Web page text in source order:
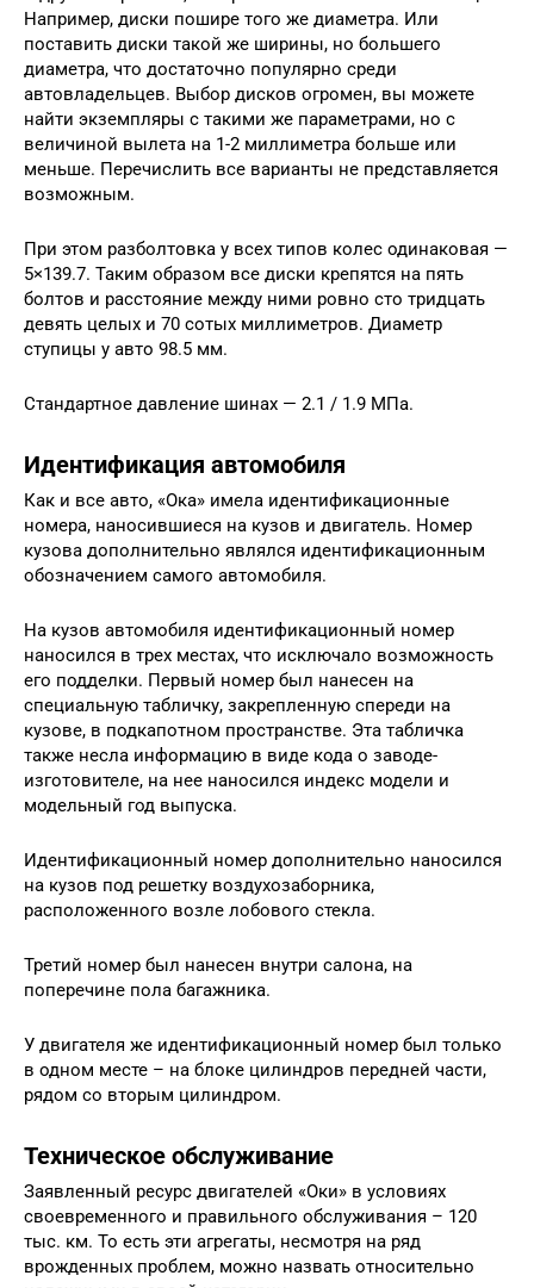
Например, диски пошире того же диаметра. Или
поставить диски такой же ширины, но большего
диаметра, что достаточно популярно среди
автовладельцев. Выбор дисков огромен, вы можете
найти экземпляры с такими же параметрами, но с
величиной вылета на 1-2 миллиметра больше или
меньше. Перечислить все варианты не представляется
возможным.
При этом разболтовка у всех типов колес одинаковая —
5×139.7. Таким образом все диски крепятся на пять
болтов и расстояние между ними ровно сто тридцать
девять целых и 70 сотых миллиметров. Диаметр
ступицы у авто 98.5 мм.
Стандартное давление шинах — 2.1 / 1.9 МПа.
Идентификация автомобиля
Как и все авто, «Ока» имела идентификационные
номера, наносившиеся на кузов и двигатель. Номер
кузова дополнительно являлся идентификационным
обозначением самого автомобиля.
На кузов автомобиля идентификационный номер
наносился в трех местах, что исключало возможность
его подделки. Первый номер был нанесен на
специальную табличку, закрепленную спереди на
кузове, в подкапотном пространстве. Эта табличка
также несла информацию в виде кода о заводе-
изготовителе, на нее наносился индекс модели и
модельный год выпуска.
Идентификационный номер дополнительно наносился
на кузов под решетку воздухозаборника,
расположенного возле лобового стекла.
Третий номер был нанесен внутри салона, на
поперечине пола багажника.
У двигателя же идентификационный номер был только
в одном месте – на блоке цилиндров передней части,
рядом со вторым цилиндром.
Техническое обслуживание
Заявленный ресурс двигателей «Оки» в условиях
своевременного и правильного обслуживания – 120
тыс. км. То есть эти агрегаты, несмотря на ряд
врожденных проблем, можно назвать относительно